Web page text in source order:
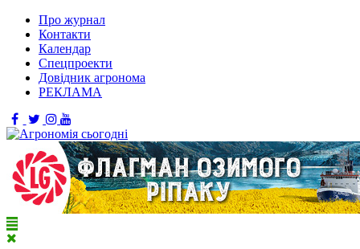
Про журнал
Контакти
Календар
Спецпроекти
Довідник агронома
РЕКЛАМА